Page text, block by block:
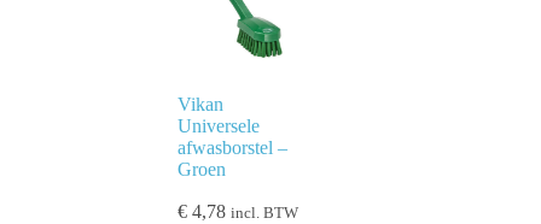
Vikan
Universele
afwasborstel –
Groen
€4,78 incl. BTW